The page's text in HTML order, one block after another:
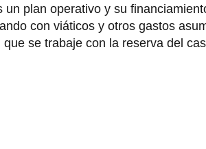
un plan operativo y su
con viáticos y otros gastos
que se trabaje con la reserva del